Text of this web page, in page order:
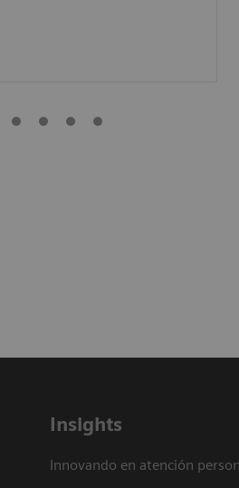
Insights
Innovando en atención